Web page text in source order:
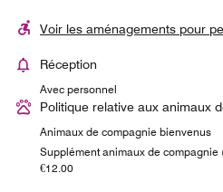
Voir les aménagements pour
Réception
Avec personnel
Politique relative aux animaux
Animaux de compagnie bienvenus
Supplément animaux de
€12.00